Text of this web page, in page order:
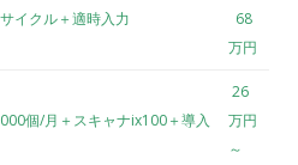
イクル＋適時入力
68
万円
個/月＋スキャナix100＋導入
26
万円
～